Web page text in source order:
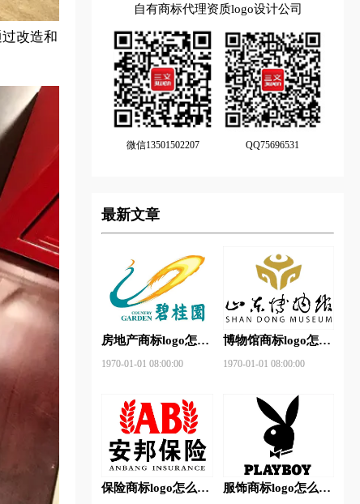
改造和
自有商标代理资质logo设计公司
微信13501502207 QQ75696531
最新文章
房地产商标logo怎么
地品牌logo设计
1970-01-01 08:00:00
博物馆商标logo怎么
首都博物馆品牌logo
1970-01-01 08:00:00
保险商标logo怎么
服饰商标logo怎么